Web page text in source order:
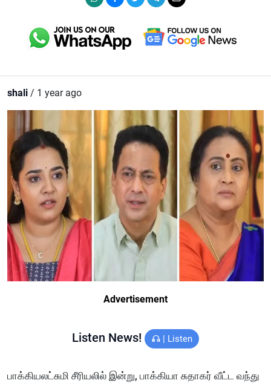
shali / 1 year ago
Advertisement
Listen News! | Listen
பாக்கியலட்சுமி சீரியலில் இன்று, பாக்கியா சுதாகர் வீட்ட வந்து